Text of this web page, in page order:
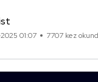
01:07 7707 kez